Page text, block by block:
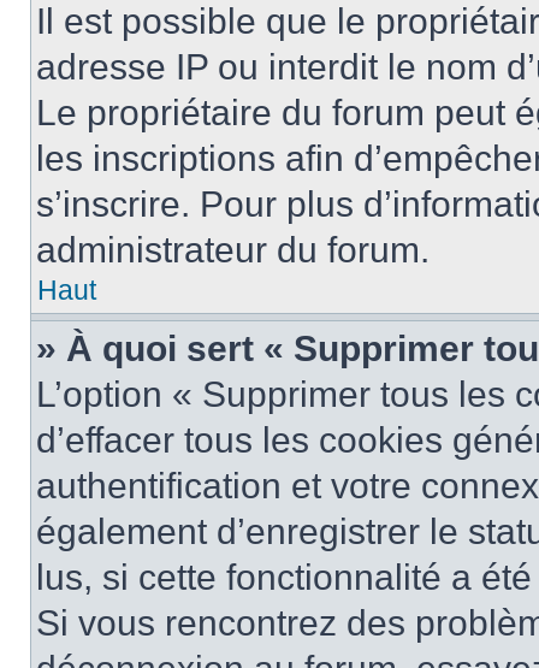
Il est possible que le
adresse IP ou interdit le nom
Le propriétaire du forum peut
les inscriptions afin
s’inscrire. Pour plus
administrateur du forum.
Haut
» À quoi sert « Supprimer
L’option « Supprimer tous les
d’effacer tous les cookies
authentification et votre
également d’enregistrer le
lus, si cette fonctionnalité a
Si vous rencontrez des